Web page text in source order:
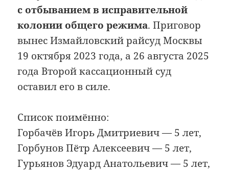
с отбыванием в исправительной
колонии общего режима. Приговор
вынес Измайловский райсуд Москвы
19 октября 2023 года, а 26 августа 2025
года Второй кассационный суд
оставил его в силе.
Список поимённо:
Горбачёв Игорь Дмитриевич — 5 лет,
Горбунов Пётр Алексеевич — 5 лет,
Гурьянов Эдуард Анатольевич — 5 лет,